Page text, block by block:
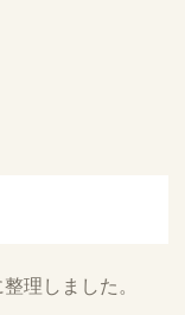
理しました。